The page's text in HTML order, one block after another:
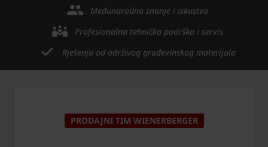
Međunarodno znanje i iskustvo
Profesionalna tehnička podrška i servis
Rješenja od održivog građevinskog materijala
PRODAJNI TIM WIENERBERGER